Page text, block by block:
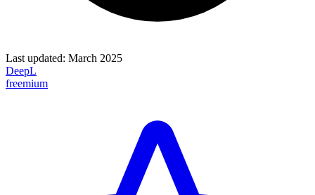
Last updated: March 2025
DeepL
freemium